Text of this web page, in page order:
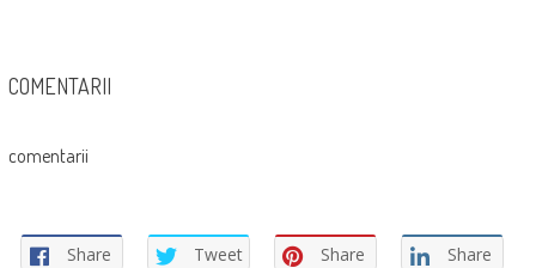
COMENTARII
comentarii
Share Tweet Share Share